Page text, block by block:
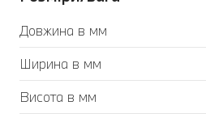
Довжина в мм
Ширина в мм
Висота в мм